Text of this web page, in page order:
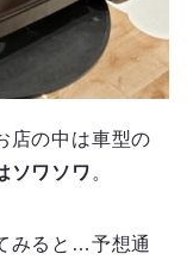
店の中は車型の
ソワソワ 。
みると…予想通